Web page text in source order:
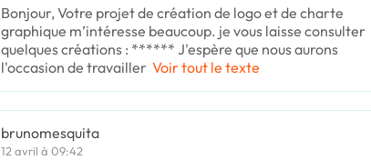
Bonjour, Votre projet de création de logo et de charte
graphique m’intéresse beaucoup. je vous laisse consulter
quelques créations : ****** J'espère que nous aurons
l'occasion de travailler Voir tout le texte
brunomesquita
12 avril à 09:42